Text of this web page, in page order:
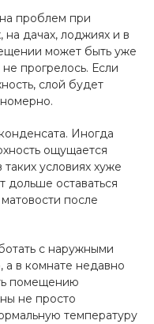
проблем при
на дачах, лоджиях и в
может быть уже
прогрелось. Если
слой будет
Иногда
ощущается
условиях хуже
дольше оставаться
после
с наружными
а в комнате недавно
помещению
не просто
температуру